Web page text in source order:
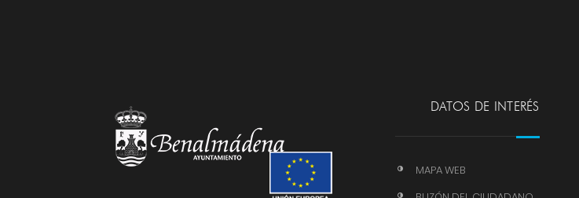
DATOS DE INTERÉS
MAPA WEB